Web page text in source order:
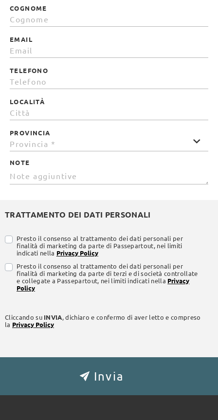
COGNOME
EMAIL
TELEFONO
LOCALITÀ
PROVINCIA
NOTE
TRATTAMENTO DEI DATI PERSONALI
Presto il consenso al trattamento dei dati personali per
finalità di marketing da parte di Passepartout, nei limiti
indicati nella Privacy Policy
Presto il consenso al trattamento dei dati personali per
finalità di marketing da parte di terzi e di società controllate
e collegate a Passepartout, nei limiti indicati nella Privacy
Policy
Cliccando su INVIA, dichiaro e confermo di aver letto e compreso
la Privacy Policy